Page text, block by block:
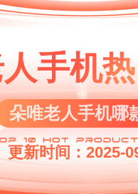
手机
朵唯老人手机哪
更新时间：2025-